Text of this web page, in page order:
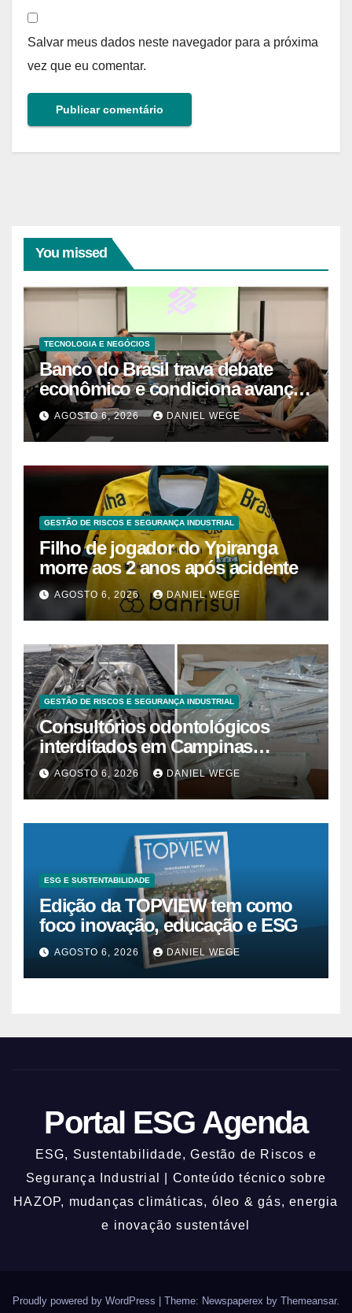
Salvar meus dados neste navegador para a próxima
vez que eu comentar.
You missed
TECNOLOGIA E NEGÓCIOS
Banco do Brasil trava debate
econômico e condiciona avanços
à decisão da Fenaban | Contec
Brasil
AGOSTO 6, 2026 DANIEL WEGE
GESTÃO DE RISCOS E SEGURANÇA INDUSTRIAL
Filho de jogador do Ypiranga
morre aos 2 anos após acidente
AGOSTO 6, 2026 DANIEL WEGE
GESTÃO DE RISCOS E SEGURANÇA INDUSTRIAL
Consultórios odontológicos
interditados em Campinas
superam 2025
AGOSTO 6, 2026 DANIEL WEGE
ESG E SUSTENTABILIDADE
Edição da TOPVIEW tem como
foco inovação, educação e ESG
AGOSTO 6, 2026 DANIEL WEGE
Portal ESG Agenda
ESG, Sustentabilidade, Gestão de Riscos e
Segurança Industrial | Conteúdo técnico sobre
HAZOP, mudanças climáticas, óleo & gás, energia
e inovação sustentável
Proudly powered by WordPress Theme: Newspaperex by Themeansar.